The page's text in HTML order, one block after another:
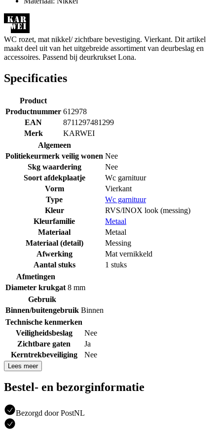
WC rozet, mat nikkel/ zichtbare bevestiging. Vierkant. Dit artikel
maakt deel uit van het uitgebreide assortiment van deurbeslag en
accessoires. Passend bij deurkrukset Lona.
Specificaties
Product
Productnummer 612978
EAN
8711297481299
Merk
KARWEI
Algemeen
Politiekeurmerk veilig wonen Nee
Skg waardering
Nee
Soort afdekplaatje
Wc garnituur
Vorm
Vierkant
Type
Wc garnituur
Kleur
RVS/INOX look (messing)
Kleurfamilie
Metaal
Materiaal
Metaal
Materiaal (detail)
Messing
Afwerking
Mat vernikkeld
Aantal stuks
1 stuks
Afmetingen
Diameter krukgat 8 mm
Gebruik
Binnen/buitengebruik Binnen
Technische kenmerken
Veiligheidsbeslag
Nee
Zichtbare gaten
Ja
Kerntrekbeveiliging
Nee
Lees meer
Bestel- en bezorginformatie
Bezorgd door PostNL